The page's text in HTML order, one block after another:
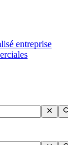
entreprise